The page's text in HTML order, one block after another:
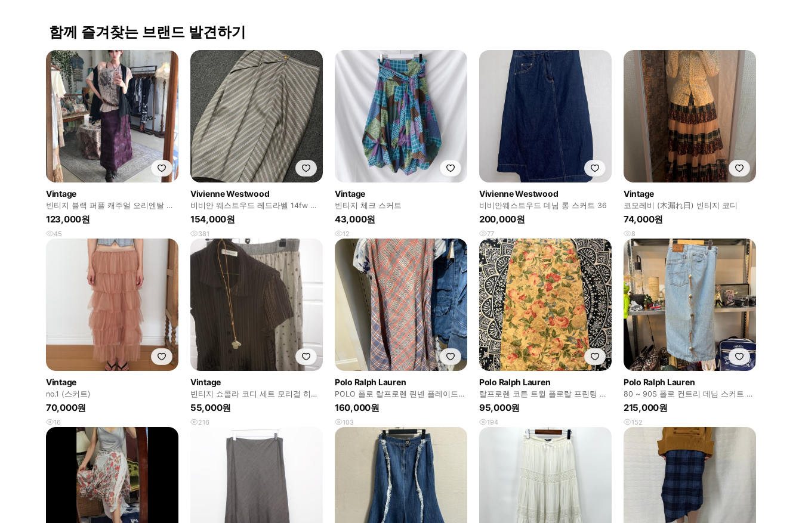
함께 즐겨찾는 브랜드 발견하기
Vintage
빈티지 블랙 퍼플 캐주얼 오리엔탈 코
디 세트
123,000원
45
Vivienne Westwood
비비안 웨스트우드 레드라벨 14fw 언
발 드레이프 스트라이프 울 스커트
154,000원
381
Vintage
빈티지 체크 스커트
43,000원
12
Vivienne Westwood
비비안웨스트우드 데님 롱 스커트 36
200,000원
77
Vintage
코모레비 (木漏れ日) 빈티지 코디
74,000원
8
Vintage
no.1 (스커트)
70,000원
16
Vintage
빈티지 쇼콜라 코디 세트 모리걸 히피
카모메산장 차일드매거진 카메빈티지
55,000원
216
Polo Ralph Lauren
POLO 폴로 랄프로렌 린넨 플레이드
체크 롱 스커트 SIZE 2
160,000원
103
Polo Ralph Lauren
랄프로렌 코튼 트윌 플로랄 프린팅 스
커트
95,000원
194
Polo Ralph Lauren
80 ~ 90S 폴로 컨트리 데님 스커트 콘
초 디테일 레더 스트링
215,000원
152